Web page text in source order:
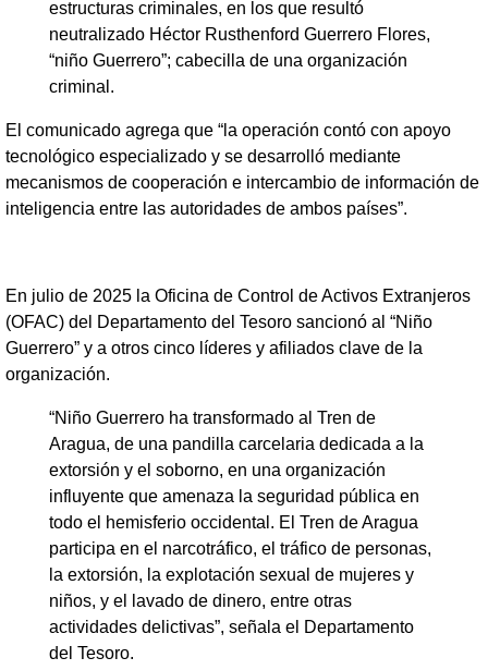
estructuras criminales, en los que resultó
neutralizado Héctor Rusthenford Guerrero Flores,
“niño Guerrero”; cabecilla de una organización
criminal.
El comunicado agrega que “la operación contó con apoyo
tecnológico especializado y se desarrolló mediante
mecanismos de cooperación e intercambio de información de
inteligencia entre las autoridades de ambos países”.
En julio de 2025 la Oficina de Control de Activos Extranjeros
(OFAC) del Departamento del Tesoro sancionó al “Niño
Guerrero” y a otros cinco líderes y afiliados clave de la
organización.
“Niño Guerrero ha transformado al Tren de
Aragua, de una pandilla carcelaria dedicada a la
extorsión y el soborno, en una organización
influyente que amenaza la seguridad pública en
todo el hemisferio occidental. El Tren de Aragua
participa en el narcotráfico, el tráfico de personas,
la extorsión, la explotación sexual de mujeres y
niños, y el lavado de dinero, entre otras
actividades delictivas”, señala el Departamento
del Tesoro.